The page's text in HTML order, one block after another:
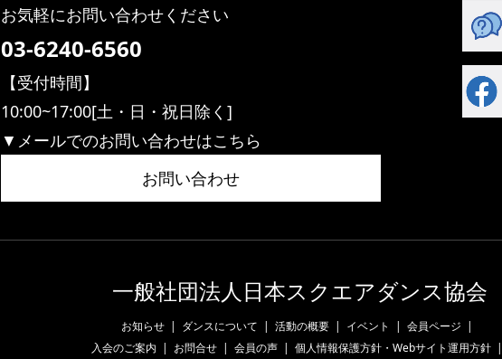
お気軽にお問い合わせください
03-6240-6560
【受付時間】
10:00~17:00[土・日・祝日除く]
▼メールでのお問い合わせはこちら
お問い合わせ
一般社団法人日本スクエアダンス協会
お知らせ ダンスについて 活動の概要 イベント
会員ページ
入会のご案内
お問合せ 会員の声 個人情報保護方針・Webサイト運用方針